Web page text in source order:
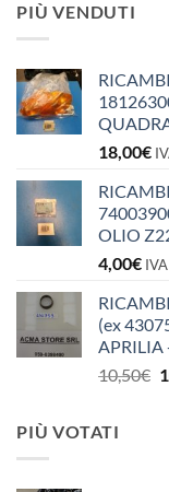
PIÙ VENDUTI
18,00€
OLIO
4,00€
(ex
APRILIA
10,50€ Il
PIÙ VOTATI